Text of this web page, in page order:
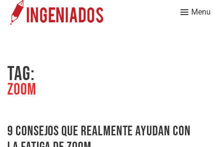
Menu
Tag:
Zoom
9 consejos que realmente ayudan con